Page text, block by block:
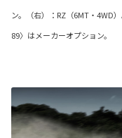
ン。（右）：RZ（6MT・4WD
89〉はメーカーオプション。